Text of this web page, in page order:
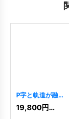
P字と軌道が融合
するダイナミッ
クロゴ [10687
19,800円(税込)